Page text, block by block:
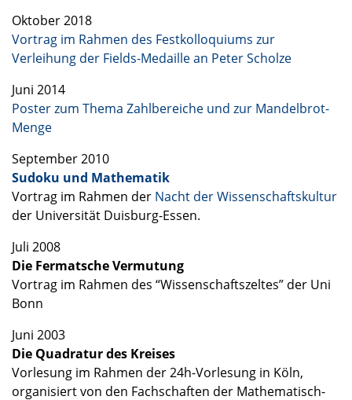
Oktober 2018
Vortrag im Rahmen des Festkolloquiums zur
Verleihung der Fields-Medaille an Peter Scholze
Juni 2014
Poster zum Thema Zahlbereiche und zur Mandelbrot-
Menge
September 2010
Sudoku und Mathematik
Vortrag im Rahmen der Nacht der Wissenschaftskultur
der Universität Duisburg-Essen.
Juli 2008
Die Fermatsche Vermutung
Vortrag im Rahmen des “Wissenschaftszeltes” der Uni
Bonn
Juni 2003
Die Quadratur des Kreises
Vorlesung im Rahmen der 24h-Vorlesung in Köln,
organisiert von den Fachschaften der Mathematisch-